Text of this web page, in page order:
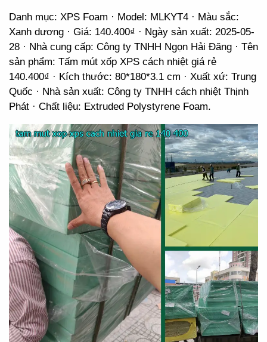
Danh mục: XPS Foam · Model: MLKYT4 · Màu sắc:
Xanh dương · Giá: 140.400₫ · Ngày sản xuất: 2025-05-
28 · Nhà cung cấp: Công ty TNHH Ngọn Hải Đăng · Tên
sản phẩm: Tấm mút xốp XPS cách nhiệt giá rẻ
140.400₫ · Kích thước: 80*180*3.1 cm · Xuất xứ: Trung
Quốc · Nhà sản xuất: Công ty TNHH cách nhiệt Thịnh
Phát · Chất liệu: Extruded Polystyrene Foam.